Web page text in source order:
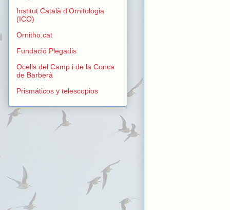
Institut Català d'Ornitologia
(ICO)
Ornitho.cat
Fundació Plegadis
Ocells del Camp i de la Conca
de Barberà
Prismáticos y telescopios